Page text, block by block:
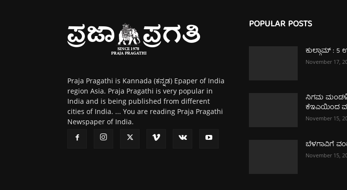
Praja Pragathi is Kannada (ಕನ್ನಡ) Epaper of India
region Asia. Praja Pragathi is very popular in
India and is being published from different
cities of India. ... You are reading Praja Pragathi
Newspaper of India.
POPULAR POSTS
ಕುಲ್ಗಾಮ್‌ : 5
November 17,
ನಿಗಮ ಮಂಡಳಿ
ಕೆಇಎಯಿಂದ
November 15,
ಬೆಳಗಾವಿಗೆ
November 15,